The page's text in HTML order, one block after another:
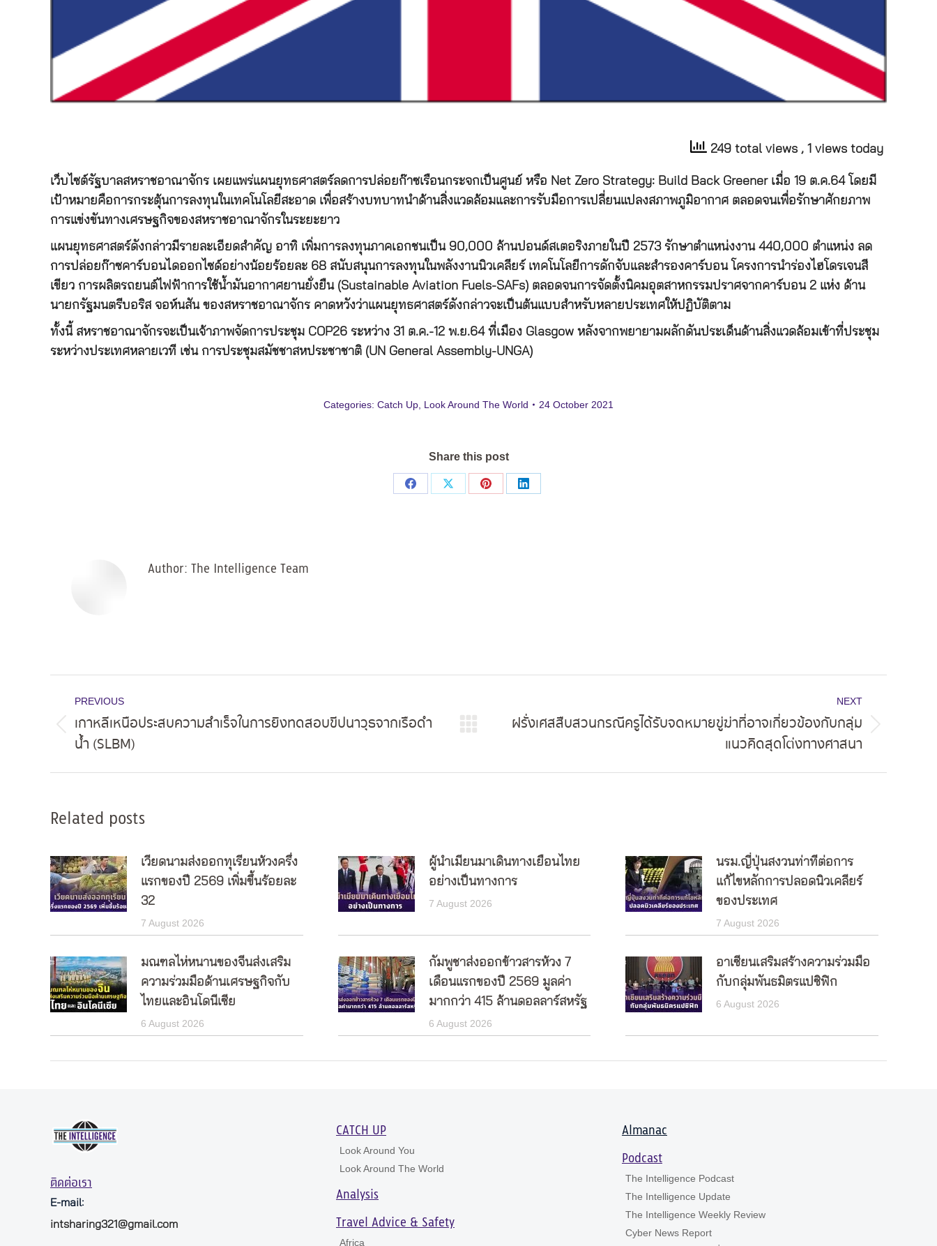
249 total views , 1 views today
เว็บไซต์รัฐบาลสหราชอาณาจักร เผยแพร่แผนยุทธศาสตร์ลดการปล่อยก๊าซเรือนกระจกเป็นศูนย์ หรือ Net Zero Strategy: Build Back Greener เมื่อ 19 ต.ค.64 โดยมี
เป้าหมายคือการกระตุ้นการลงทุนในเทคโนโลยีสะอาด เพื่อสร้างบทบาทนำด้านสิ่งแวดล้อมและการรับมือการเปลี่ยนแปลงสภาพภูมิอากาศ ตลอดจนเพื่อรักษาศักยภาพ
การแข่งขันทางเศรษฐกิจของสหราชอาณาจักรในระยะยาว
แผนยุทธศาสตร์ดังกล่าวมีรายละเอียดสำคัญ อาทิ เพิ่มการลงทุนภาคเอกชนเป็น 90,000 ล้านปอนด์สเตอริงภายในปี 2573 รักษาตำแหน่งงาน 440,000 ตำแหน่ง ลด
การปล่อยก๊าซคาร์บอนไดออกไซด์อย่างน้อยร้อยละ 68 สนับสนุนการลงทุนในพลังงานนิวเคลียร์ เทคโนโลยีการดักจับและสำรองคาร์บอน โครงการนำร่องไฮโดรเจนสี
เขียว การผลิตรถยนต์ไฟฟ้าการใช้น้ำมันอากาศยานยั่งยืน (Sustainable Aviation Fuels-SAFs) ตลอดจนการจัดตั้งนิคมอุตสาหกรรมปราศจากคาร์บอน 2 แห่ง ด้าน
นายกรัฐมนตรีบอริส จอห์นสัน ของสหราชอาณาจักร คาดหวังว่าแผนยุทธศาสตร์ดังกล่าวจะเป็นต้นแบบสำหรับหลายประเทศให้ปฏิบัติตาม
ทั้งนี้ สหราชอาณาจักรจะเป็นเจ้าภาพจัดการประชุม COP26 ระหว่าง 31 ต.ค.-12 พ.ย.64 ที่เมือง Glasgow หลังจากพยายามผลักดันประเด็นด้านสิ่งแวดล้อมเข้าที่ประชุม
ระหว่างประเทศหลายเวที เช่น การประชุมสมัชชาสหประชาชาติ (UN General Assembly-UNGA)
Categories: Catch Up Look Around The World 24 October 2021
Share this post
Share
Share
Share
Share
Author: The Intelligence Team
navigation
PREVIOUS
Previous
post:
เกาหลีเหนือประสบความสำเร็จในการยิงทดสอบขีปนาวุธจากเรือดำ
น้ำ (SLBM)
NEXT
ฝรั่งเศสสืบสวนกรณีครูได้รับจดหมายขู่ฆ่าที่อาจเกี่ยวข้องกับกลุ่ม
แนวคิดสุดโต่งทางศาสนา
Related posts
เวียดนามส่งออกทุเรียนห้วงครึ่ง
แรกของปี 2569 เพิ่มขึ้นร้อยละ
32
7 August 2026
ผู้นำเมียนมาเดินทางเยือนไทย
อย่างเป็นทางการ
7 August 2026
นรม.ญี่ปุ่นสงวนท่าทีต่อการ
แก้ไขหลักการปลอดนิวเคลียร์
ของประเทศ
7 August 2026
มณฑลไห่หนานของจีนส่งเสริม
ความร่วมมือด้านเศรษฐกิจกับ
ไทยและอินโดนีเซีย
6 August 2026
กัมพูชาส่งออกข้าวสารห้วง 7
เดือนแรกของปี 2569 มูลค่า
มากกว่า 415 ล้านดอลลาร์สหรัฐ
6 August 2026
อาเซียนเสริมสร้างความร่วมมือ
กับกลุ่มพันธมิตรแปซิฟิก
6 August 2026
ติดต่อเรา
E-mail:
intsharing321@gmail.com
CATCH UP
Look Around You
Look Around The World
Analysis
Travel Advice & Safety
Africa
Almanac
Podcast
The Intelligence Podcast
The Intelligence Update
The Intelligence Weekly Review
Cyber News Report